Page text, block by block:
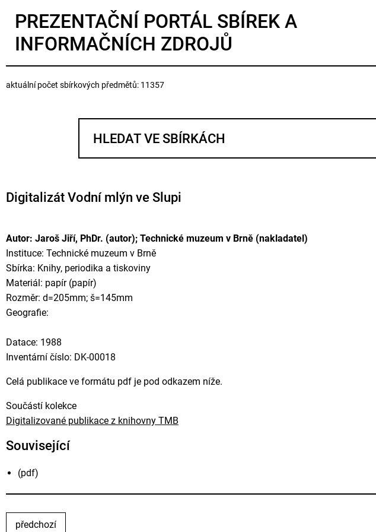
PREZENTAČNÍ PORTÁL SBÍREK A
INFORMAČNÍCH ZDROJŮ
aktuální počet sbírkových předmětů: 11357
Digitalizát Vodní mlýn ve Slupi
Autor: Jaroš Jiří, PhDr. (autor); Technické muzeum v Brně (nakladatel)
Instituce: Technické muzeum v Brně
Sbírka: Knihy, periodika a tiskoviny
Materiál: papír (papír)
Rozměr: d=205mm; š=145mm
Geografie:
Datace: 1988
Inventární číslo: DK-00018
Celá publikace ve formátu pdf je pod odkazem níže.
Součástí kolekce
Digitalizované publikace z knihovny TMB
Související
(pdf)
předchozí